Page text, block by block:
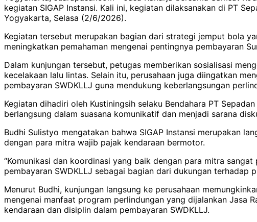
kegiatan SIGAP Instansi. Kali ini, kegiatan dilaksanakan di PT
Yogyakarta, Selasa (2/6/2026).
Kegiatan tersebut merupakan bagian dari strategi jemput bola
meningkatkan pemahaman mengenai pentingnya pembayaran
Dalam kunjungan tersebut, petugas memberikan sosialisasi
kecelakaan lalu lintas. Selain itu, perusahaan juga diingatkan
pembayaran SWDKLLJ guna mendukung keberlangsungan
Kegiatan dihadiri oleh Kustiningsih selaku Bendahara PT
berlangsung dalam suasana komunikatif dan menjadi sarana
Budhi Sulistyo mengatakan bahwa SIGAP Instansi merupakan
dengan para mitra wajib pajak kendaraan bermotor.
“Komunikasi dan koordinasi yang baik dengan para mitra
pembayaran SWDKLLJ sebagai bagian dari dukungan terhadap
Menurut Budhi, kunjungan langsung ke perusahaan
mengenai manfaat program perlindungan yang dijalankan Jasa
kendaraan dan disiplin dalam pembayaran SWDKLLJ.